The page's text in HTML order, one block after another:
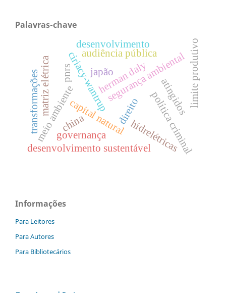
Palavras-chave
ciriacy-wantrupherman daly
segurança ambientallimite produtivo
capital natural
meio ambiente política criminal
japão
audiência pública
atingidos
desenvolvimento
direito
hidrelétricas
pnrs
matriz elétrica
desenvolvimento sustentável
china
governança
transformações
Informações
Para Leitores
Para Autores
Para Bibliotecários